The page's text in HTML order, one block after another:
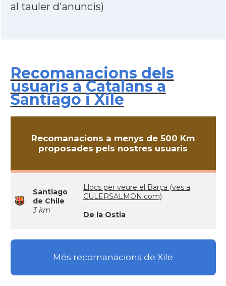
al tauler d'anuncis)
Recomanacions dels
usuaris a Catalans a
Santiago i Xile
Recomanacions a menys de 500 Km
proposades pels nostres usuaris
Santiago
de Chile
3 km
Llocs per veure el Barça (ves a
CULERSALMON.com)
De la Ostia
Més recomanacions de Xile